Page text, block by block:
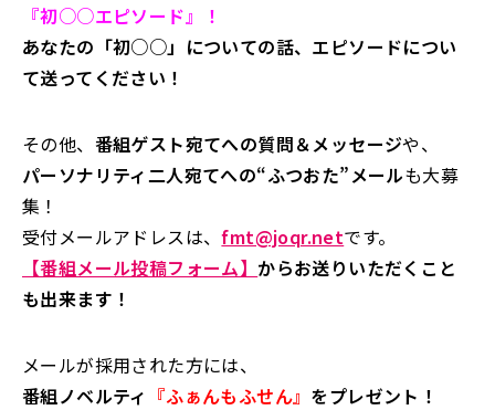
『初○○エピソード』！
あなたの「初○○」についての話、エピソードについ
て送ってください！
その他、 番組ゲスト宛てへの質問＆メッセージや、
パーソナリティ二人宛てへの“ふつおた”メールも大募
集！
受付メールアドレスは、fmt@joqr.netです。
【番組メール投稿フォーム】 からお送りいただくこと
も出来ます！
メールが採用された方には、
番組ノベルティ 『ふぁんもふせん』 をプレゼント！